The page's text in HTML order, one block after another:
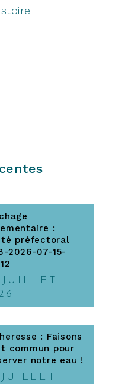
:
préfectoral
2026-07-15-
: Faisons
commun pour
notre eau !